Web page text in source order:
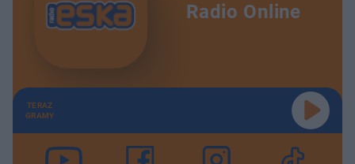
Radio Online
TERAZ
GRAMY